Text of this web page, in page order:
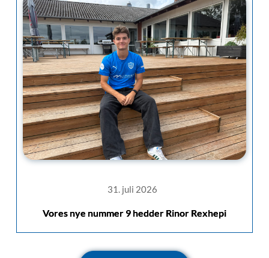
31. juli 2026
Vores nye nummer 9 hedder Rinor Rexhepi